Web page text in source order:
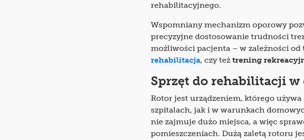
rehabilitacyjnego.
Wspomniany mechanizm oporowy
precyzyjne dostosowanie trudności
możliwości pacjenta – w zależności od
rehabilitacja, czy też trening
Sprzęt do rehabilitacji w
Rotor jest urządzeniem, którego
szpitalach, jak i w warunkach
nie zajmuje dużo miejsca, a więc
pomieszczeniach. Dużą zaletą rotoru